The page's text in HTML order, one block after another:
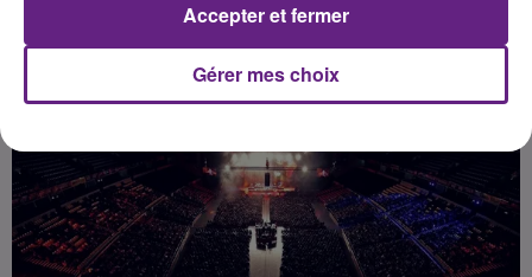
Publié : 3 février 2018 à 5h00 par Marylou Fossot
Gérer mes choix
Accepter et fermer